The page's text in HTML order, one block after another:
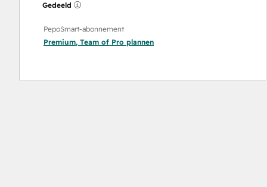
Gedeeld
PepoSmart-abonnement
Premium, Team of Pro plannen